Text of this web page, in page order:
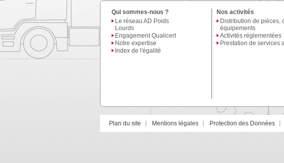
Qui sommes-nous ?
Le réseau AD Poids
Lourds
Engagement Qualicert
Notre expertise
Index de l'égalité
Nos activités
Distribution de pièces,
équipements
Activités réglementées
Prestation de services
Plan du site Mentions légales Protection des Données